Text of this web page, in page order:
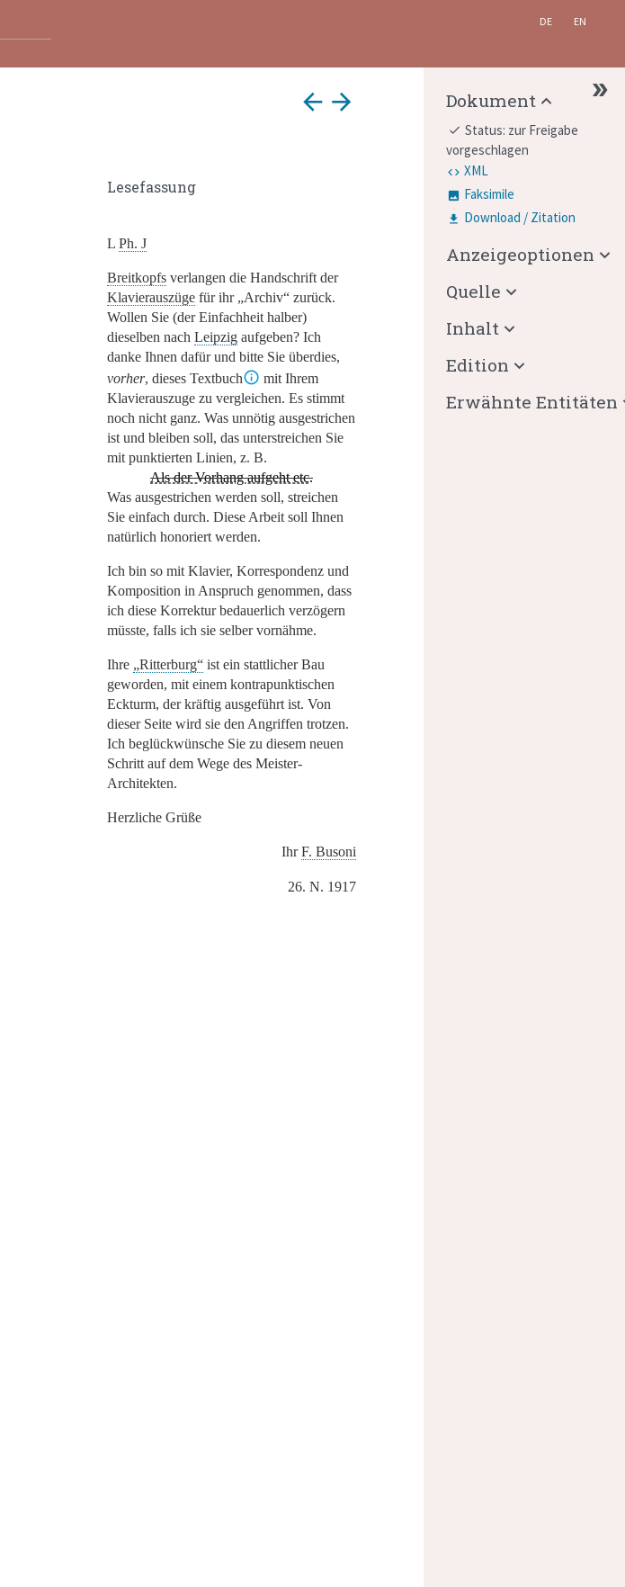
DE EN
arrow_back arrow_forward
Lesefassung
L Ph. J
Breitkopfs verlangen die Handschrift der
Klavierauszüge fürihr „Archiv“ zurück.
Wollen Sie (der Einfachheit halber)
dieselben nach Leipzig aufgeben? Ich
danke Ihnen dafür und bitte Sie überdies,
vorher, dieses Textbuch
mit Ihrem
Klavierauszuge zu vergleichen. Es stimmt
noch nicht ganz. Was unnötig ausgestrichen
ist und bleiben soll, das unterstreichen Sie
mit punktierten Linien, z. B.
Als der Vorhang aufgeht etc.
Was ausgestrichen werden soll, streichen
Sie einfach durch. Diese Arbeit soll Ihnen
natürlich honoriert werden.
Ich bin so mit Klavier, Korrespondenz und
Komposition in Anspruch genommen, dass
ich diese Korrektur bedauerlich verzögern
müsste, falls ich sie selber vornähme.
Ihre „Ritterburg“ ist ein stattlicher Bau
geworden, mit einem kontrapunktischen
Eckturm, der kräftig ausgeführt ist. Von
dieser Seite wird sie den Angriffen trotzen.
Ich beglückwünsche Sie zu diesem neuen
Schritt auf dem Wege des Meister-
Architekten.
Herzliche Grüße
IhrF. Busoni
26. N. 1917
Dokument
done Status: zur Freigabe
vorgeschlagen
XML
Faksimile
Download / Zitation
Anzeigeoptionen
Quelle
Inhalt
Edition
Erwähnte Entitäten